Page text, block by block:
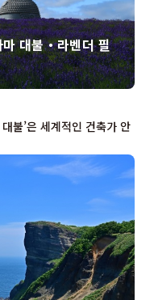
대불・라벤더 필
불’은 세계적인 건축가 안